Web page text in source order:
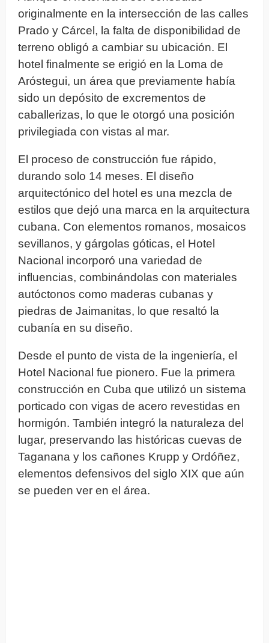
originalmente en la intersección de las calles
Prado y Cárcel, la falta de disponibilidad de
terreno obligó a cambiar su ubicación. El
hotel finalmente se erigió en la Loma de
Aróstegui, un área que previamente había
sido un depósito de excrementos de
caballerizas, lo que le otorgó una posición
privilegiada con vistas al mar.
El proceso de construcción fue rápido,
durando solo 14 meses. El diseño
arquitectónico del hotel es una mezcla de
estilos que dejó una marca en la arquitectura
cubana. Con elementos romanos, mosaicos
sevillanos, y gárgolas góticas, el Hotel
Nacional incorporó una variedad de
influencias, combinándolas con materiales
autóctonos como maderas cubanas y
piedras de Jaimanitas, lo que resaltó la
cubanía en su diseño.
Desde el punto de vista de la ingeniería, el
Hotel Nacional fue pionero. Fue la primera
construcción en Cuba que utilizó un sistema
porticado con vigas de acero revestidas en
hormigón. También integró la naturaleza del
lugar, preservando las históricas cuevas de
Taganana y los cañones Krupp y Ordóñez,
elementos defensivos del siglo XIX que aún
se pueden ver en el área.